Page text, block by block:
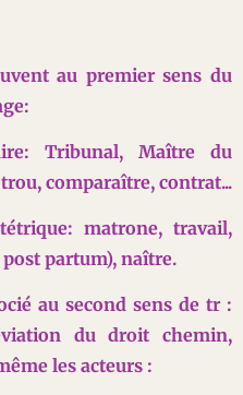
au premier sens du
Tribunal, Maître du
comparaître, contrat...
matrone, travail,
partum), naître.
au second sens de tr :
du droit chemin,
les acteurs :